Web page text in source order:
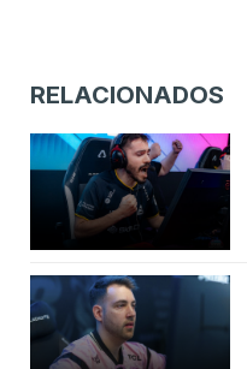
RELACIONADOS